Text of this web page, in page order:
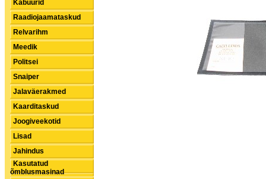
Kabuurid
Raadiojaamataskud
Relvarihm
Meedik
Politsei
Snaiper
Jalaväerakmed
Kaarditaskud
Joogiveekotid
Lisad
Jahindus
Kasutatud
õmblusmasinad